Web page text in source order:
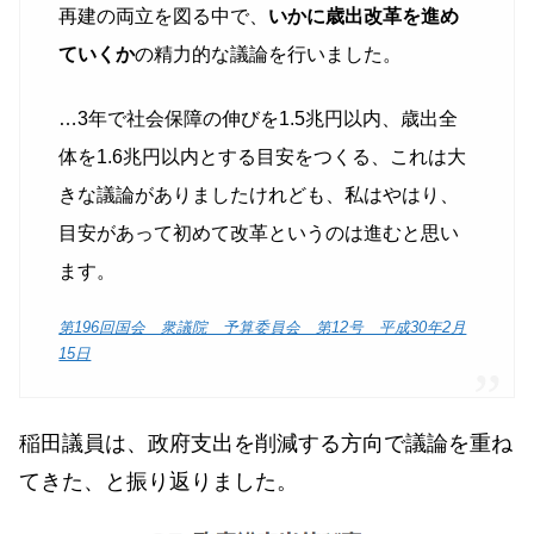
再建の両立を図る中で、 いかに歳出改革を進め
ていくかの精力的な議論を行いました。
…3年で社会保障の伸びを1.5兆円以内、歳出全
体を1.6兆円以内とする目安をつくる、これは大
きな議論がありましたけれども、私はやはり、
目安があって初めて改革というのは進むと思い
ます。
第196回国会 衆議院 予算委員会 第12号 平成30年2月
15日
稲田議員は、政府支出を削減する方向で議論を重ね
てきた、と振り返りました。